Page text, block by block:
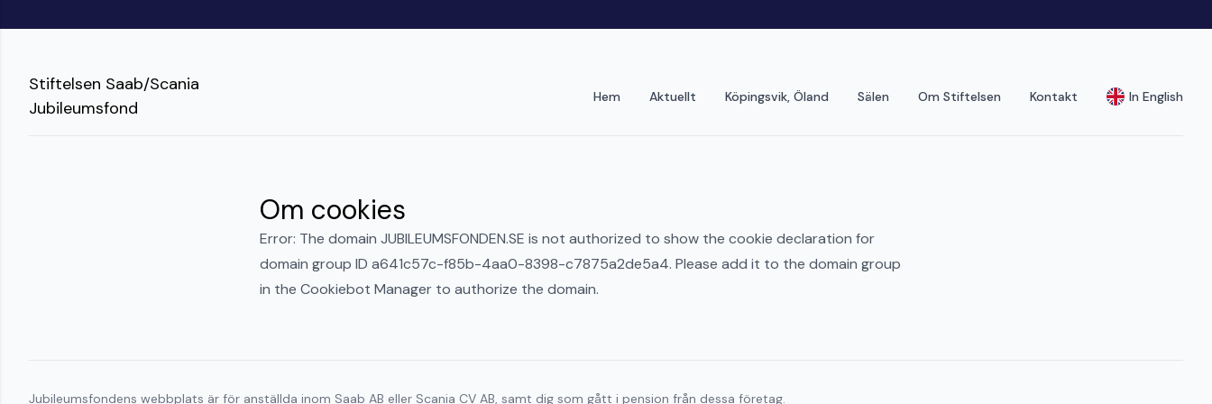
Stiftelsen Saab/Scania
Jubileumsfond
Hem Aktuellt Köpingsvik, Öland Sälen Om Stiftelsen Kontakt In English
Om cookies
Error: The domain JUBILEUMSFONDEN.SE is not authorized to show the cookie declaration for
domain group ID a641c57c-f85b-4aa0-8398-c7875a2de5a4. Please add it to the domain group
in the Cookiebot Manager to authorize the domain.
Jubileumsfondens webbplats är för anställda inom Saab AB eller Scania CV AB, samt dig som gått i pension från dessa företag.